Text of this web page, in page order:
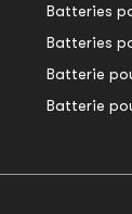
Batteries
Batteries
Batterie
Batterie